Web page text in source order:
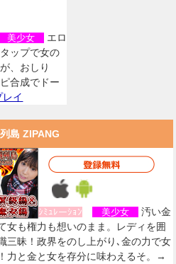
美少女
エロ
ップで女の
、おしり
合成でドー
イ
島 ZIPANG
ｼﾐｭﾚーｼｮﾝ 美少女
汚い金
女も権力も想いのまま。レディを囲
三昧！政界をのし上がり､金の力で女
力と金と女を存分に味わえるそ。→